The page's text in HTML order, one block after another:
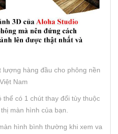
lượng hàng đầu cho phông nền
Nam
có 1 chút thay đổi tùy thuộc
màn hình của bạn.
hình bình thường khi xem va